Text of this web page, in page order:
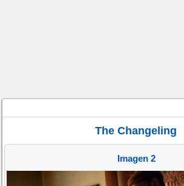
The Changeling
Imagen 2